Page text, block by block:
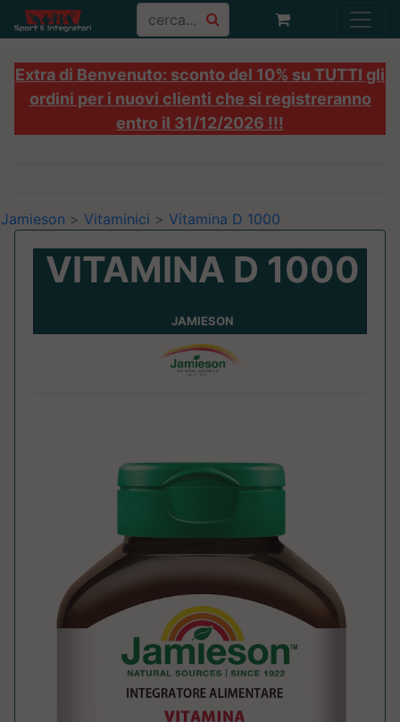
Extra di Benvenuto: sconto del 10% su TUTTI gli
ordini per i nuovi clienti che si registreranno
entro il 31/12/2026 !!!
Jamieson > Vitaminici > Vitamina D 1000
VITAMINA D 1000
JAMIESON